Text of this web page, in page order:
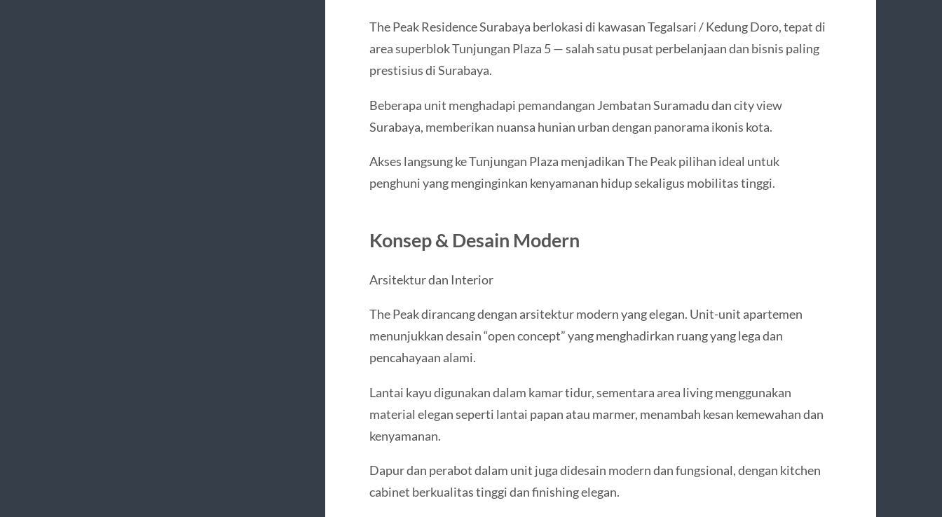
The Peak Residence Surabaya berlokasi di kawasan Tegalsari / Kedung Doro, tepat di
area superblok Tunjungan Plaza 5 — salah satu pusat perbelanjaan dan bisnis paling
prestisius di Surabaya.
Beberapa unit menghadapi pemandangan Jembatan Suramadu dan city view
Surabaya, memberikan nuansa hunian urban dengan panorama ikonis kota.
Akses langsung ke Tunjungan Plaza menjadikan The Peak pilihan ideal untuk
penghuni yang menginginkan kenyamanan hidup sekaligus mobilitas tinggi.
Konsep & Desain Modern
Arsitektur dan Interior
The Peak dirancang dengan arsitektur modern yang elegan. Unit-unit apartemen
menunjukkan desain “open concept” yang menghadirkan ruang yang lega dan
pencahayaan alami.
Lantai kayu digunakan dalam kamar tidur, sementara area living menggunakan
material elegan seperti lantai papan atau marmer, menambah kesan kemewahan dan
kenyamanan.
Dapur dan perabot dalam unit juga didesain modern dan fungsional, dengan kitchen
cabinet berkualitas tinggi dan finishing elegan.